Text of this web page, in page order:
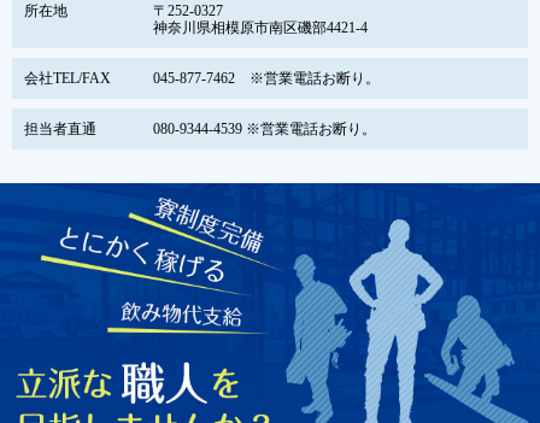
所在地
〒252-0327
神奈川県相模原市南区磯部4421-4
会社TEL/FAX 045-877-7462 ※営業電話お断り。
担当者直通 080-9344-4539 ※営業電話お断り。